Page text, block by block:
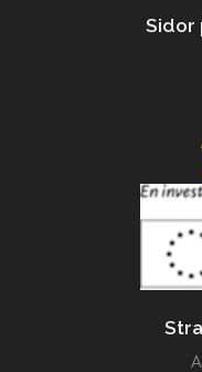
Sidor